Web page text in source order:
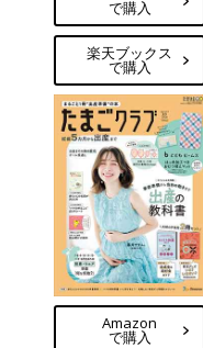
で購入
楽天ブックス
で購入
Amazon
で購入